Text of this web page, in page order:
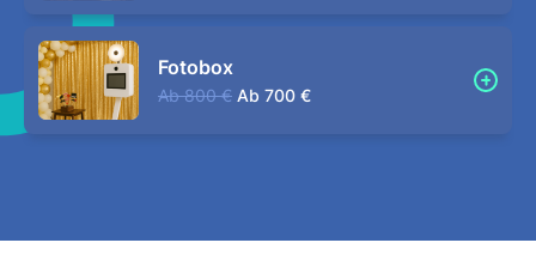
Fotobox
Ab 800 € Ab 700 €